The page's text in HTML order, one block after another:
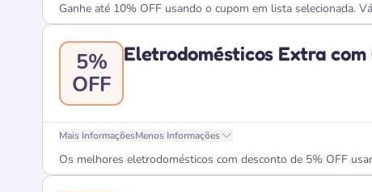
Ganhe até 10% OFF usando o cupom em lista selecionada.
5%
OFF
Eletrodomésticos Extra com
Mais InformaçõesMenos Informações
Os melhores eletrodomésticos com desconto de 5% OFF